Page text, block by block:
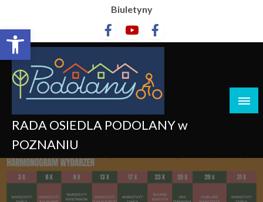
Otwórz pasek narzędzi
Biuletyny
RADA OSIEDLA PODOLANY w
POZNANIU